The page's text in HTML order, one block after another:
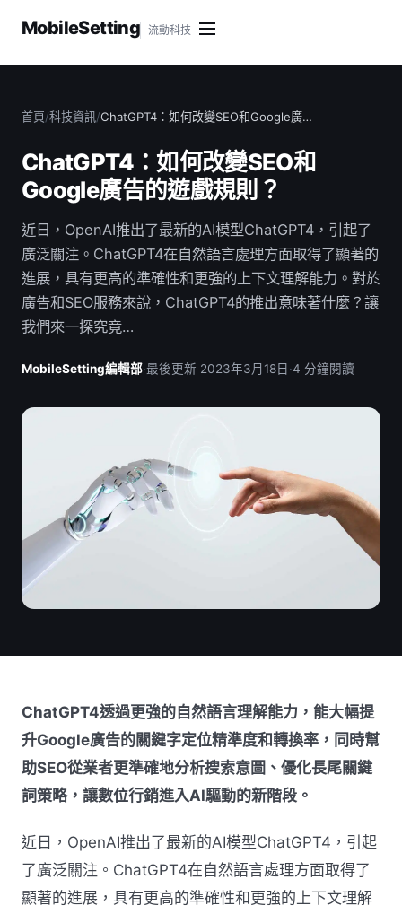
MobileSetting 流動科技
首頁/科技資訊/ChatGPT4：如何改變SEO和Google廣…
ChatGPT4：如何改變SEO和
Google廣告的遊戲規則？
近日，OpenAI推出了最新的AI模型ChatGPT4，引起了
廣泛關注。ChatGPT4在自然語言處理方面取得了顯著的
進展，具有更高的準確性和更強的上下文理解能力。對於
廣告和SEO服務來說，ChatGPT4的推出意味著什麼？讓
我們來一探究竟…
MobileSetting編輯部·最後更新 2023年3月18日 ·4 分鐘閱讀
ChatGPT4透過更強的自然語言理解能力，能大幅提
升Google廣告的關鍵字定位精準度和轉換率，同時幫
助SEO從業者更準確地分析搜索意圖、優化長尾關鍵
詞策略，讓數位行銷進入AI驅動的新階段。
近日，OpenAI推出了最新的AI模型ChatGPT4，引起
了廣泛關注。ChatGPT4在自然語言處理方面取得了
顯著的進展，具有更高的準確性和更強的上下文理解